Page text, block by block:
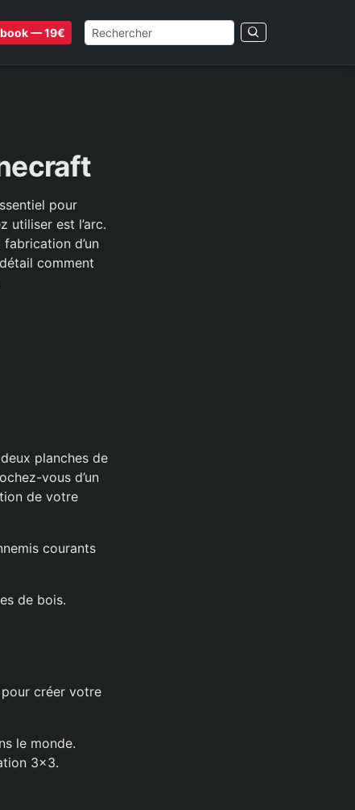
— 19€
pour
utiliser est l’arc.
d’un
comment
planches de
vous d’un
de votre
courants
de bois.
pour créer votre
le monde.
3×3.